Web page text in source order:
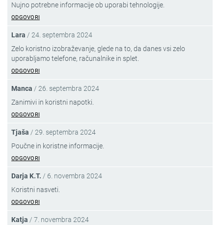
Nujno potrebne informacije ob uporabi tehnologije.
ODGOVORI
Lara / 24. septembra 2024
Zelo koristno izobraževanje, glede na to, da danes vsi zelo
uporabljamo telefone, računalnike in splet.
ODGOVORI
Manca / 26. septembra 2024
Zanimivi in koristni napotki.
ODGOVORI
Tjaša / 29. septembra 2024
Poučne in koristne informacije.
ODGOVORI
Darja K.T. / 6. novembra 2024
Koristni nasveti.
ODGOVORI
Katja / 7. novembra 2024